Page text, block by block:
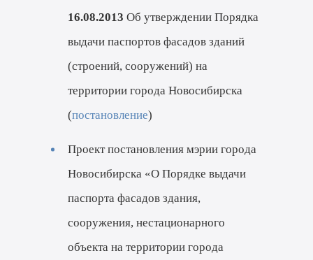
16.08.2013 Об утверждении Порядка
выдачи паспортов фасадов зданий
(строений, сооружений) на
территории города Новосибирска
(постановление)
Проект постановления мэрии города
Новосибирска «О Порядке выдачи
паспорта фасадов здания,
сооружения, нестационарного
объекта на территории города